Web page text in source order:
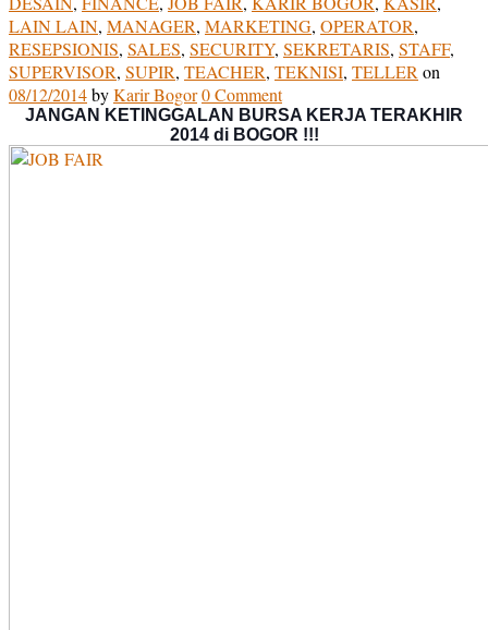
LAIN LAIN, MANAGER, MARKETING, OPERATOR,
RESEPSIONIS, SALES, SECURITY, SEKRETARIS, STAFF,
SUPERVISOR, SUPIR, TEACHER, TEKNISI, TELLER on
08/12/2014byKarir Bogor0 Comment
JANGAN KETINGGALAN BURSA KERJA TERAKHIR
2014 di BOGOR !!!